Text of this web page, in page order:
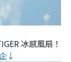
冰感風扇！
↓